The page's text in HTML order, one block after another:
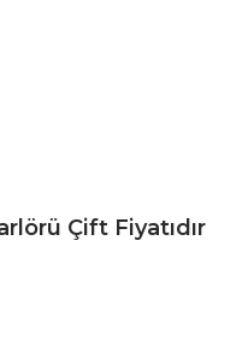
Çift Fiyatıdır